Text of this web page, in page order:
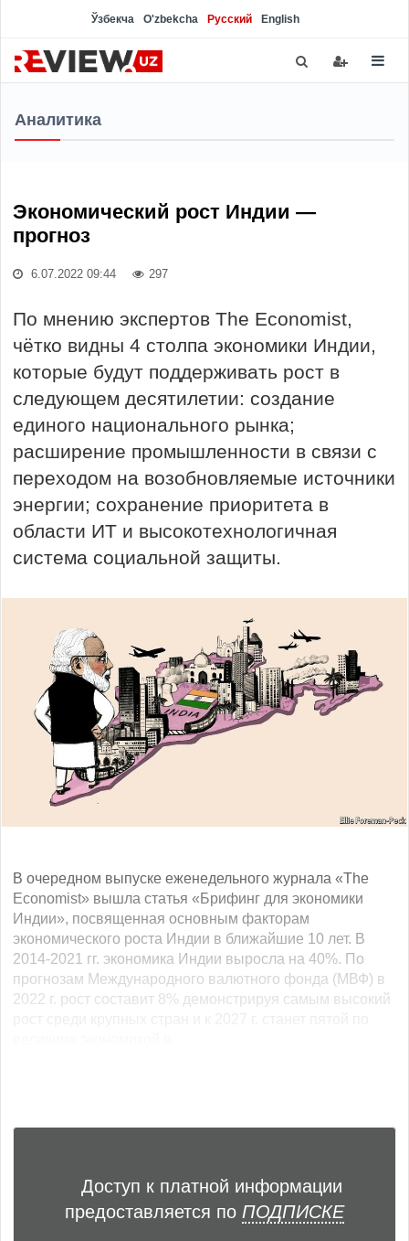
Ўзбекча O'zbekcha Русский English
Аналитика
Экономический рост Индии —
прогноз
6.07.2022 09:44 297
По мнению экспертов The Economist,
чётко видны 4 столпа экономики Индии,
которые будут поддерживать рост в
следующем десятилетии: создание
единого национального рынка;
расширение промышленности в связи с
переходом на возобновляемые источники
энергии; сохранение приоритета в
области ИТ и высокотехнологичная
система социальной защиты.
В очередном выпуске еженедельного журнала «The
Economist» вышла статья «Брифинг для экономики
Индии», посвященная основным факторам
экономического роста Индии в ближайшие 10 лет. В
2014-2021 гг. экономика Индии выросла на 40%. По
прогнозам Международного валютного фонда (МВФ) в
2022 г. рост составит 8% демонстрируя самым высокий
Доступ к платной информации
предоставляется по ПОДПИСКЕ